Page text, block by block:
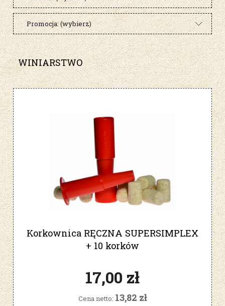
Promocja: (wybierz)
WINIARSTWO
Korkownica RĘCZNA SUPERSIMPLEX
+ 10 korków
17,00 zł
Cena netto: 13,82 zł